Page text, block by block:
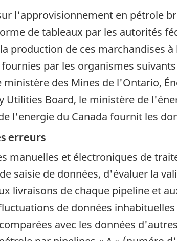
l'approvisionnement en pétrole
de tableaux par les autorités
production de ces marchandises
par les organismes
ministère des Mines de l'Ontario,
Utilities Board, le ministère de
l'energie du Canada fournit les
erreurs
manuelles et électroniques de
saisie de données, d'évaluer la
livraisons de chaque pipeline et
de données
avec les données